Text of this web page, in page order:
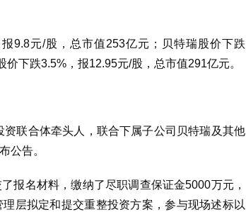
9.8元/股，总市值253亿元；贝特瑞股价下跌
下跌3.5%，报12.95元/股，总市值291亿元。
联合体牵头人，联合下属子公司贝特瑞及其他
公告。
报名材料，缴纳了尽职调查保证金5000万元，
层拟定和提交重整投资方案，参与现场述标以